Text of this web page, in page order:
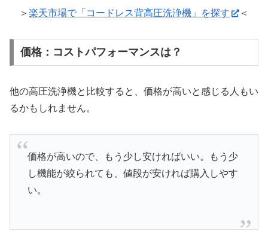
＞ 楽天市場で「コードレス背高圧洗浄機」を探す ＜
価格：コストパフォーマンスは？
他の高圧洗浄機と比較すると、価格が高いと感じる人もい
るかもしれません。
価格が高いので、もう少し安ければいい。もう少
し機能が絞られても、値段が安ければ購入しやす
い。